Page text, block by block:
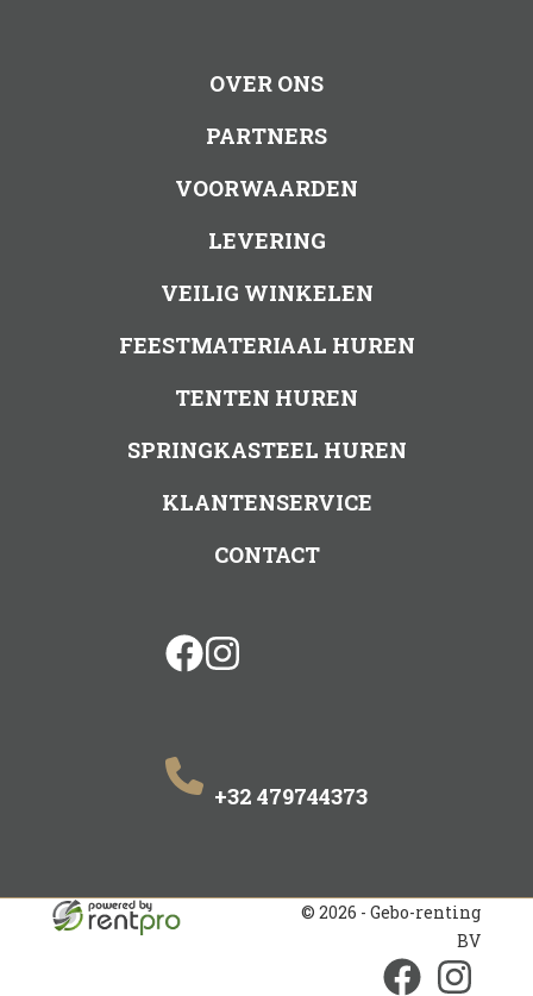
OVER ONS
PARTNERS
VOORWAARDEN
LEVERING
VEILIG WINKELEN
FEESTMATERIAAL HUREN
TENTEN HUREN
SPRINGKASTEEL HUREN
KLANTENSERVICE
CONTACT
facebook
+32 479744373
© 2026 - Gebo-renting
BV
facebookinstagram